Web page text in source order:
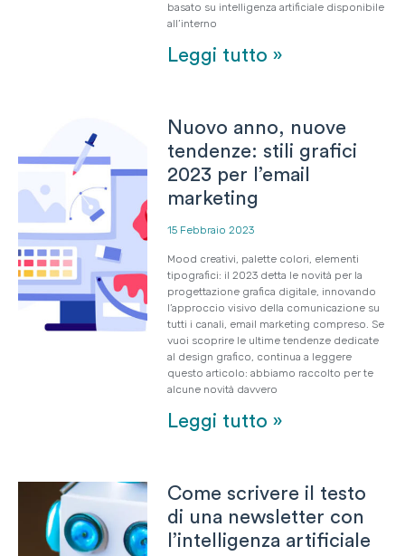
basato su intelligenza artificiale disponibile
all’interno
Leggi tutto »
Nuovo anno, nuove
tendenze: stili grafici
2023 per l’email
marketing
15 Febbraio 2023
Mood creativi, palette colori, elementi
tipografici: il 2023 detta le novità per la
progettazione grafica digitale, innovando
l’approccio visivo della comunicazione su
tutti i canali, email marketing compreso. Se
vuoi scoprire le ultime tendenze dedicate
al design grafico, continua a leggere
questo articolo: abbiamo raccolto per te
alcune novità davvero
Leggi tutto »
Come scrivere il testo
di una newsletter con
l’intelligenza artificiale